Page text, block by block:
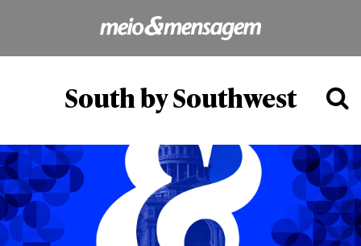
South by Southwest